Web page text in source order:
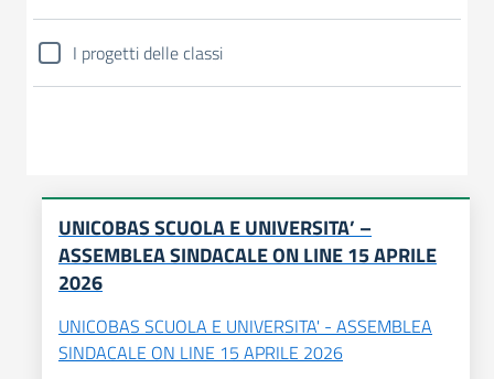
I progetti delle classi
UNICOBAS SCUOLA E UNIVERSITA’ –
ASSEMBLEA SINDACALE ON LINE 15 APRILE
2026
UNICOBAS SCUOLA E UNIVERSITA' - ASSEMBLEA
SINDACALE ON LINE 15 APRILE 2026